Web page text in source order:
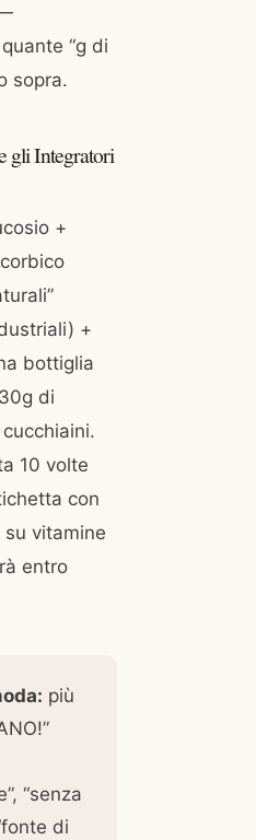
“g di
sopra.
gli Integratori
+
+
bottiglia
di
10 volte
con
vitamine
entro
più
“senza
di